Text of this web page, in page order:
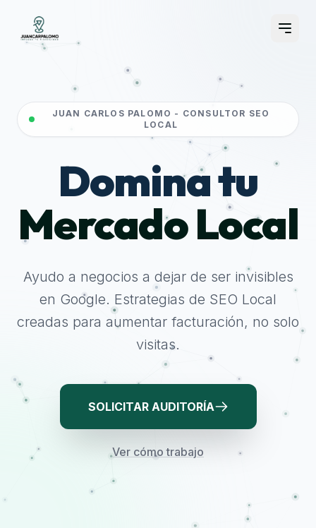
JUAN CARLOS PALOMO - CONSULTOR SEO
LOCAL
Domina tu
Mercado Local
Ayudo a negocios a dejar de ser invisibles
en Google. Estrategias de SEO Local
creadas para aumentar facturación, no solo
visitas.
SOLICITAR AUDITORÍA
Ver cómo trabajo